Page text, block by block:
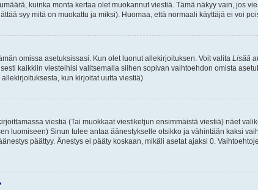
kuinka monta kertaa olet muokannut viestiä. Tämä näkyy vain, jos
syy mitä on muokattu ja miksi). Huomaa, että normaali käyttäjä ei voi
omissa asetuksissasi. Kun olet luonut allekirjoituksen. Voit valita Lisää
kaikkiin viesteihisi valitsemalla siihen sopivan vaihtoehdon omista
kun kirjoitat uutta viestiä)
viestiä (Tai muokkaat viestiketjun ensimmäistä viestiä) näet
luomiseen) Sinun tulee antaa äänestykselle otsikko ja vähintään kaksi
päättyy. Änestys ei pääty koskaan, mikäli asetat ajaksi 0.